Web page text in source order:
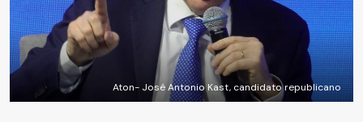
Aton- José Antonio Kast, candidato republicano